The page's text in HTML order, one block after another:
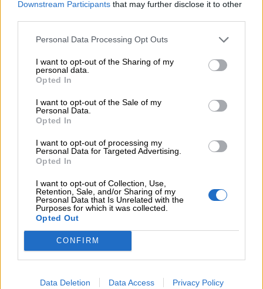
Downstream Participants that may further disclose it to other
Personal Data Processing Opt Outs
I want to opt-out of the Sharing of my
personal data.
Opted In
I want to opt-out of the Sale of my
Personal Data.
Opted In
I want to opt-out of processing my
Personal Data for Targeted Advertising.
Opted In
I want to opt-out of Collection, Use,
Retention, Sale, and/or Sharing of my
Personal Data that Is Unrelated with the
Purposes for which it was collected.
Opted Out
CONFIRM
Data Deletion Data Access Privacy Policy
LAVORETTI CON LO
STENCIL